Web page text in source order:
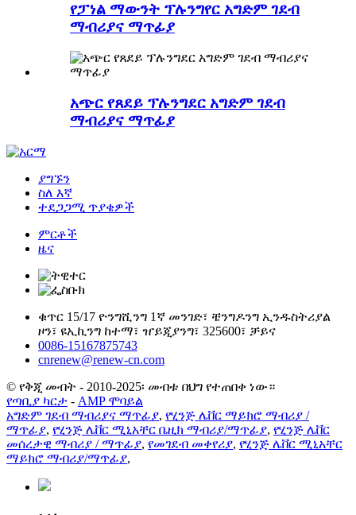
የፓነል ማውንት ፕሉንግየር አግድም ገደብ
ማብሪያና ማጥፊያ
አጭር የጸደይ ፕሉንግደር አግድም ገደብ
ማብሪያና ማጥፊያ
ያግኙን
ስለ እኛ
ተደጋጋሚ ጥያቄዎች
ምርቶች
ዜና
ቁጥር 15/17 ዮንግሺንግ 1ኛ መንገድ፣ ቼንግዶንግ ኢንዱስትሪያል
ዞን፣ ዩኢኪንግ ከተማ፣ ዠይጂያንግ፣ 325600፣ ቻይና
0086-15167875743
cnrenew@renew-cn.com
© የቅጂ መብት - 2010-2025፡ መብቱ በህግ የተጠበቀ ነው።
የጣቢያ ካርታ - AMP ሞባይል
አግድም ገደብ ማብሪያና ማጥፊያ, የሂንጅ ሌቨር ማይክሮ ማብሪያ /
ማጥፊያ, የሂንጅ ሌቨር ሚኒአቸር ቤዚክ ማብሪያ/ማጥፊያ, የሂንጅ ሌቨር
መሰረታዊ ማብሪያ / ማጥፊያ, የመገደብ መቀየሪያ, የሂንጅ ሌቨር ሚኒአቸር
ማይክሮ ማብሪያ/ማጥፊያ,